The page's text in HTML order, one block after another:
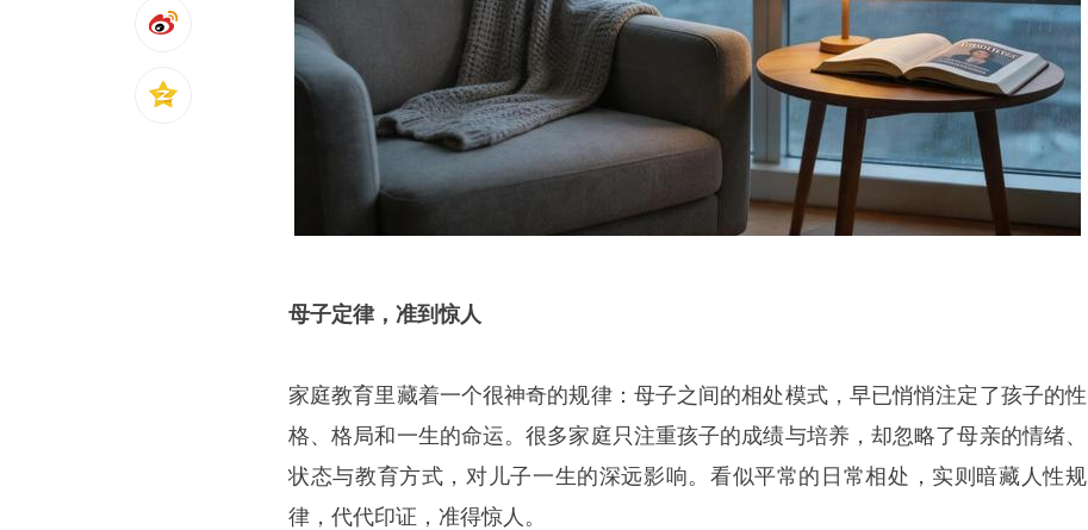
母子定律，准到惊人
家庭教育里藏着一个很神奇的规律：母子之间的相处模式，早已悄悄注定了孩子的性
格、格局和一生的命运。很多家庭只注重孩子的成绩与培养，却忽略了母亲的情绪、
状态与教育方式，对儿子一生的深远影响。看似平常的日常相处，实则暗藏人性规
律，代代印证，准得惊人。